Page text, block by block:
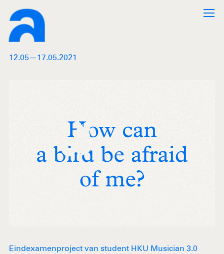
12.05—17.05.2021
Eindexamenproject van student HKU Musician 3.0